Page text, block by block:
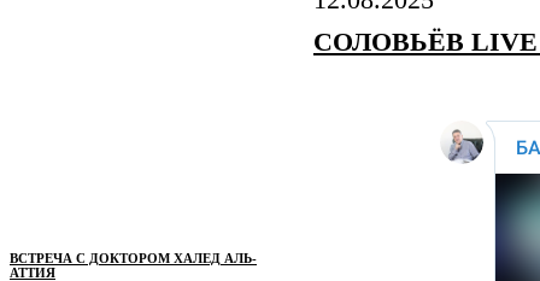
ВСТРЕЧА С ДОКТОРОМ ХАЛЕД АЛЬ-
АТТИЯ
СОЛОВЬЁВ LIVE |